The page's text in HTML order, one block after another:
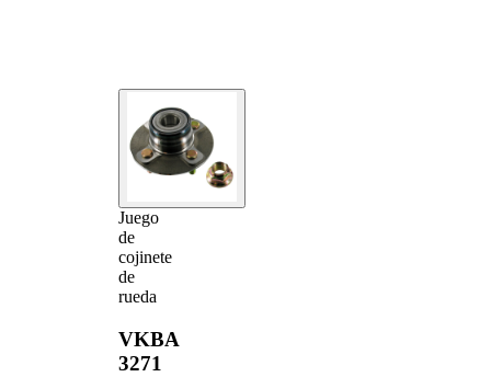
Juego
de
cojinete
de
rueda
VKBA
3271